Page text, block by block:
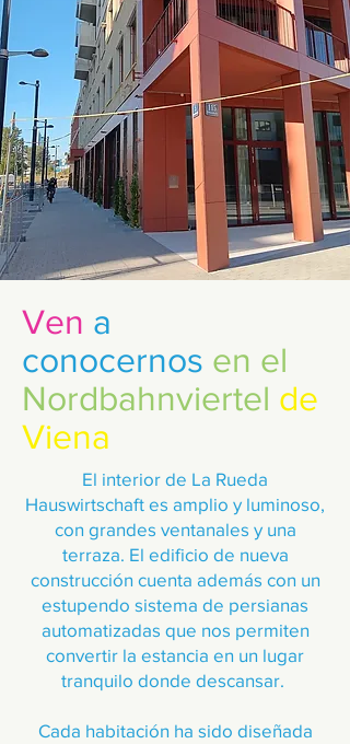
horas al día.
Ven a
conocernos en el
Nordbahnviertel de
Viena
El interior de La Rueda
Hauswirtschaft es amplio y luminoso,
con grandes ventanales y una
terraza. El edificio de nueva
construcción cuenta además con un
estupendo sistema de persianas
automatizadas que nos permiten
convertir la estancia en un lugar
tranquilo donde descansar.
Cada habitación ha sido diseñada